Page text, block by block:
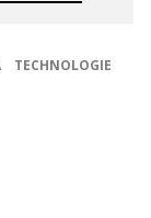
TECHNOLOGIE